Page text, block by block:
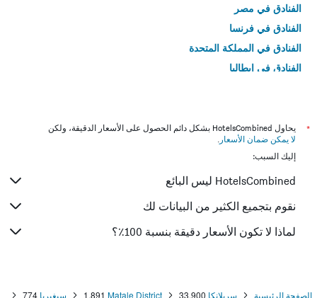
الفنادق في مصر
الفنادق في فرنسا
الفنادق في المملكة المتحدة
الفنادق في إيطاليا
*
يحاول HotelsCombined بشكل دائم الحصول على الأسعار الدقيقة، ولكن
لا يمكن ضمان الأسعار .
إليك السبب:
HotelsCombined ليس البائع
نقوم بتجميع الكثير من البيانات لك
لماذا لا تكون الأسعار دقيقة بنسبة 100٪؟
الصفحة الرئيسية سريلانكا 33,900
Matale District
1,891 سيغيريا 774